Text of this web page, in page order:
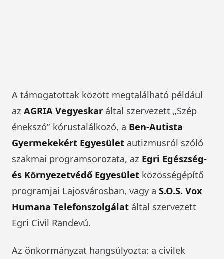
A támogatottak között megtalálható például
az AGRIA Vegyeskar által szervezett „Szép
énekszó” kórustalálkozó, a Ben-Autista
Gyermekekért Egyesület autizmusról szóló
szakmai programsorozata, az Egri Egészség-
és Környezetvédő Egyesület közösségépítő
programjai Lajosvárosban, vagy a S.O.S. Vox
Humana Telefonszolgálat által szervezett
Egri Civil Randevú.
Az önkormányzat hangsúlyozta: a civilek